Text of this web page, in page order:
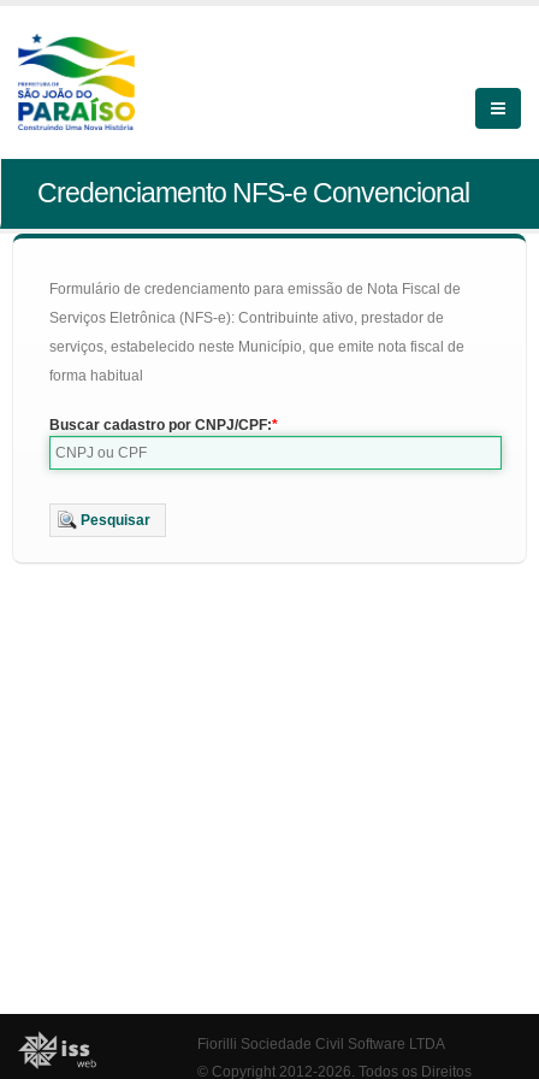
Credenciamento NFS-e Convencional
Formulário de credenciamento para emissão de Nota Fiscal de
Serviços Eletrônica (NFS-e): Contribuinte ativo, prestador de
serviços, estabelecido neste Município, que emite nota fiscal de
forma habitual
Buscar cadastro por CNPJ/CPF:
Pesquisar
Fiorilli Sociedade Civil Software LTDA
© Copyright 2012-2026. Todos os Direitos